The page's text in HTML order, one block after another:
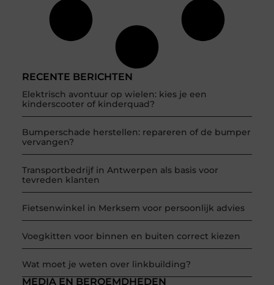
RECENTE BERICHTEN
Elektrisch avontuur op wielen: kies je een
kinderscooter of kinderquad?
Bumperschade herstellen: repareren of de bumper
vervangen?
Transportbedrijf in Antwerpen als basis voor
tevreden klanten
Fietsenwinkel in Merksem voor persoonlijk advies
Voegkitten voor binnen en buiten correct kiezen
Wat moet je weten over linkbuilding?
MEDIA EN BEROEMDHEDEN